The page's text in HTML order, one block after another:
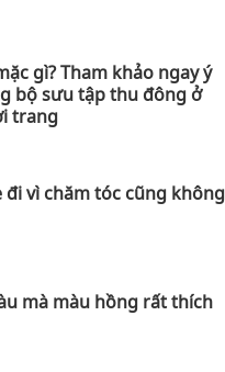
gì? Tham khảo ngay ý
bộ sưu tập thu đông ở
trang
đi vì chăm tóc cũng không
mà màu hồng rất thích